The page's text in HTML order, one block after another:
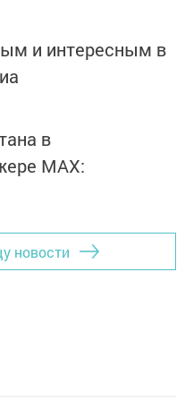
и интересным в
в
MАХ:
новости